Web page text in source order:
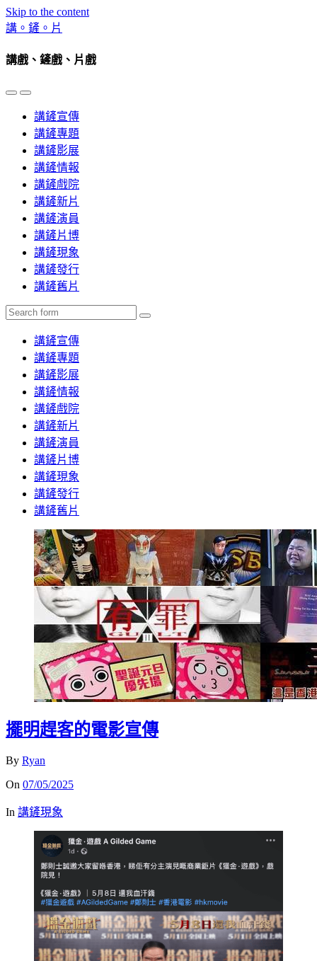
Skip to the content
講。鏟。片
講戲、鏟戲、片戲
Toggle
mobile
Toggle
search
field
講鏟宣傳
講鏟專題
講鏟影展
講鏟情報
講鏟戲院
講鏟新片
講鏟演員
講鏟片博
講鏟現象
講鏟發行
講鏟舊片
Search
講鏟宣傳
講鏟專題
講鏟影展
講鏟情報
講鏟戲院
講鏟新片
講鏟演員
講鏟片博
講鏟現象
講鏟發行
講鏟舊片
擺明趕客的電影宣傳
By Ryan
On 07/05/2025
In 講鏟現象